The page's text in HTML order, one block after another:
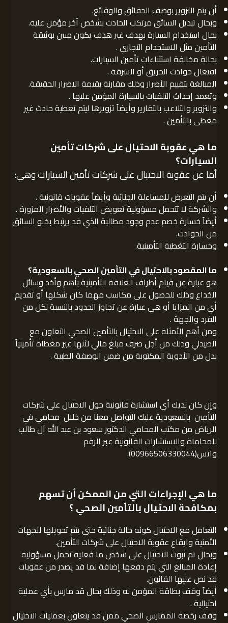
أن يتم التزوير بوصف الحقائق والوقائع.
وبحال تبديل السائق مرتكب الحادث بشخص آخر مؤمن عليه.
بحال استخدام السيارة بهدف غير هدف يكون مبين بوثيقة
التأمين مثل الاستخدام التجاري .
بحالة مخالفة استثناءات تأمين السيارات.
افتعال حوادث الحريق أو السرقة .
المبالغة بتقييم الأضرار وذلك مقارنة بقيمة الاضرار الحقيقة.
وتعمد إحداث التلفيات بالسيارة المؤمن عليها .
والتزوير والتلاعب بالتقارير وأيضاً تزويرها ليتم تغطية حادث غير
مغطى بالتأمين .
ما هي عقوبة الاحتيال على شركات تأمين
السيارات؟
أما عن عقوبة الاحتيال على شركات تأمين السيارات وهي:
أن يتم التعرض للمساءلة الجنائية وأيضاً عقوبات قانونية .
والشركة لا تتحمل مسؤولية تعويض التلفيات والأضرار المزورة .
أيضاً خسارة خصم عدم وجود مطالبة الذي قد يرتبط بخلو السائق
من الحوادث.
وخسارة التغطية التأمينية.
ما المقصود بالاحتيال في التأمين الصحي بالسعودية؟
هو عبارة عن قيام أطراف العلاقة التأمينية بأهم وأخد وسائل
الخداع وذلك للحصول على مكاسب مهما كان شكلها أو تقديم
أي من المزايا أو هي عبارة عن تجاوز الحدود بالنسبة لكل من
الفرد والجهة .
ومن أهم الأمثلة على الاحتيال بالتأمين الصحي التعاون مع
الصيدلي وذلك من أجل صرف مبلغ مالي لأنها غير مغطاة تأمينياً
بدل من الأدوية المكتوبة من ضمن الوصفة الطبية .
وإن كان لديك أي استشارة قانونية حول الاحتيال على شركات
التأمين بالسعودية عليك التواصل معنا من خلال محامي في
الرياض من مكتب المحامي الدكتور سعود بن عبد الله آل طالب
للمحاماة والاستشارات القانونية عبر الرقم
واتس(00966506330044).
ما هي الإجراءات التي من الممكن أن تسهم
بمكافحة الاحتيال بالتأمين الصحي ؟
التعامل مع الاحتيال كونه حالة جنائية حتى يتم تحويلها للجهات
الأمنية وايقاع عقوبة الاحتيال على شركات التأمين.
وبحال تم ثبوت الاحتيال على شخص ما فعليه تحمل مسؤولية
إعادة المبالغ التي يتم دفعها إضافة لما قد يصدر من عقوبات
قد نص عليها القانون.
أيضاً وقف بطاقة المؤمن له وذلك بحال قد مارس بأي عملية
احتيالية .
وقف رخصة الممارس الصحي ممن قد يتعاون بعمليات الاحتيال